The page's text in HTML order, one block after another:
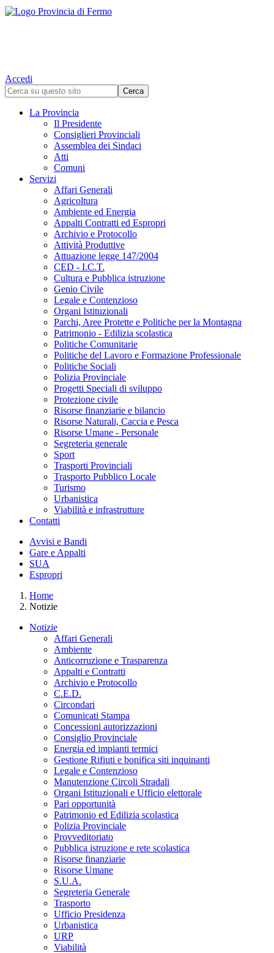
Accedi
La Provincia
Il Presidente
Consiglieri Provinciali
Assemblea dei Sindaci
Atti
Comuni
Servizi
Affari Generali
Agricoltura
Ambiente ed Energia
Appalti Contratti ed Espropri
Archivio e Protocollo
Attività Produttive
Attuazione legge 147/2004
CED - I.C.T.
Cultura e Pubblica istruzione
Genio Civile
Legale e Contenzioso
Organi Istituzionali
Parchi, Aree Protette e Politiche per la Montagna
Patrimonio - Edilizia scolastica
Politiche Comunitarie
Politiche del Lavoro e Formazione Professionale
Politiche Sociali
Polizia Provinciale
Progetti Speciali di sviluppo
Protezione civile
Risorse finanziarie e bilancio
Risorse Naturali, Caccia e Pesca
Risorse Umane - Personale
Segreteria generale
Sport
Trasporti Provinciali
Trasporto Pubblico Locale
Turismo
Urbanistica
Viabilità e infrastrutture
Contatti
Avvisi e Bandi
Gare e Appalti
SUA
Espropri
Home
Notizie
Notizie
Affari Generali
Ambiente
Anticorruzione e Trasparenza
Appalti e Contratti
Archivio e Protocollo
C.E.D.
Circondari
Comunicati Stampa
Concessioni autorizzazioni
Consiglio Provinciale
Energia ed impianti termici
Gestione Rifiuti e bonifica siti inquinanti
Legale e Contenzioso
Manutenzione Circoli Stradali
Organi Istituzionali e Ufficio elettorale
Pari opportunità
Patrimonio ed Edilizia scolastica
Polizia Provinciale
Provveditoriato
Pubblica istruzione e rete scolastica
Risorse finanziarie
Risorse Umane
S.U.A.
Segreteria Generale
Trasporto
Ufficio Presidenza
Urbanistica
URP
Viabilità